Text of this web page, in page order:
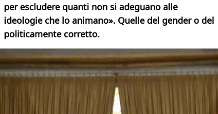
per escludere quanti non si adeguano alle
ideologie che lo animano». Quelle del gender o del
politicamente corretto.